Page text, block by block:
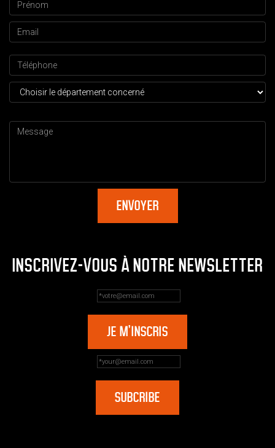
INSCRIVEZ-VOUS À NOTRE NEWSLETTER